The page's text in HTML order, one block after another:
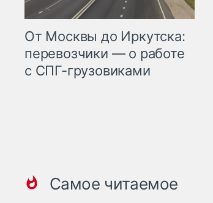
От Москвы до Иркутска:
перевозчики — о работе
с СПГ-грузовиками
Самое читаемое